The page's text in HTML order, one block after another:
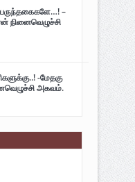
–
நினைவெழுச்சி
-மேதகு
அகவம்.